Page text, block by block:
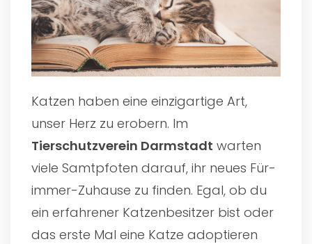
Katzen haben eine einzigartige Art,
unser Herz zu erobern. Im
Tierschutzverein Darmstadt warten
viele Samtpfoten darauf, ihr neues Für-
immer-Zuhause zu finden. Egal, ob du
ein erfahrener Katzenbesitzer bist oder
das erste Mal eine Katze adoptieren